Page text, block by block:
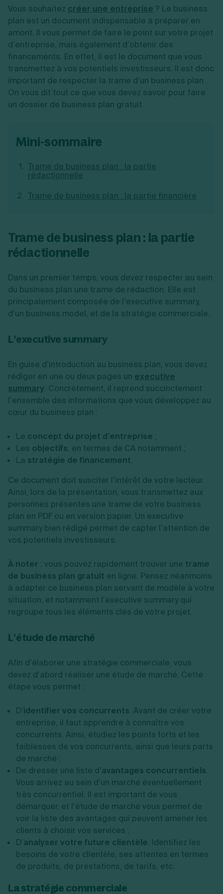
Services aux entreprises
Construction/travaux
Restauration
Commerce
Transport
Autres
Ressources
Simulateur de choix de forme juridique
Calcul de charges sociales
Vérification de la disponibilité du nom d'entreprise
Création d'entreprise
Cession d'actions
Transmission universelle de patrimoine
Augmentation de capital
Réduction de capital
Gérer son entreprise
Gestion comptable
Approbation des comptes
Dépôt de marque
Recherche d'antériorité
Fermer son entreprise
Radiation auto entrepreneur
Mise en sommeil
Dissolution-liquidation
Dépôt de bilan
Toutes les modifications
Micro entreprise
LMNP
Par métier
Conseil/finance
Vente en ligne
Services aux entreprises
Construction/travaux
Restauration
Commerce
Par fonctionnalité
Logiciel de comptabilité
Gestion des achats
Gestion de la trésorerie
Bilans et déclarations fiscales
Je suis autonome
Je souhaite être accompagné
Découvrez notre cabinet d'expertise
comptable LS Compta
Fiches SASU
Fiches SAS
Fiches EURL
Fiches SARL
Fiches SCI
Fiches auto-entrepreneur
Fiches association
Toutes les fiches sur la création
Autres démarches
Exercice d’un métier
Recouvrement de factures
Sélection de fiches pratiques
Ouvrir sa société
Création d'entreprise
Création d'EURL
Création de SASU
Création de SARL
Création de SCI
Création d'association
Aides à la création d’entreprise
Ouverture compte pro
Fermeture d’une entreprise
Vous souhaitez créer une entreprise ? Le business
plan est un document indispensable à préparer en
amont. Il vous permet de faire le point sur votre projet
d’entreprise, mais également d’obtenir des
financements. En effet, il est le document que vous
transmettez à vos potentiels investisseurs. Il est donc
important de respecter la trame d’un business plan.
On vous dit tout ce que vous devez savoir pour faire
un dossier de business plan gratuit.
mini-sommaire
Trame de business plan : la partie
rédactionnelle
Trame de business plan : la partie financière
Trame de business plan : la partie
rédactionnelle
Dans un premier temps, vous devez respecter au sein
du business plan une trame de rédaction. Elle est
principalement composée de l’executive summary,
d’un business model, et de la stratégie commerciale.
L’executive summary
En guise d’introduction au business plan, vous devez
rédiger en une ou deux pages un executive
summary. Concrètement, il reprend succinctement
l’ensemble des informations que vous développez au
cœur du business plan :
Le concept du projet d’entreprise ;
Les objectifs, en termes de CA notamment ;
La stratégie de financement.
Ce document doit susciter l’intérêt de votre lecteur.
Ainsi, lors de la présentation, vous transmettez aux
personnes présentes une trame de votre business
plan en PDF ou en version papier. Un executive
summary bien rédigé permet de capter l’attention de
vos potentiels investisseurs.
À noter : vous pouvez rapidement trouver une trame
de business plan gratuit en ligne. Pensez néanmoins
à adapter ce business plan servant de modèle à votre
situation, et notamment l’executive summary qui
regroupe tous les éléments clés de votre projet.
L’étude de marché
Afin d’élaborer une stratégie commerciale, vous
devez d’abord réaliser une étude de marché. Cette
étape vous permet :
D’identifier vos concurrents. Avant de créer votre
entreprise, il faut apprendre à connaître vos
concurrents. Ainsi, étudiez les points forts et les
faiblesses de vos concurrents, ainsi que leurs parts
de marché ;
De dresser une liste d’avantages concurrentiels.
Vous arrivez au sein d’un marché éventuellement
très concurrentiel. Il est important de vous
démarquer, et l’étude de marché vous permet de
voir la liste des avantages qui peuvent amener les
clients à choisir vos services ;
D’analyser votre future clientèle. Identifiez les
besoins de votre clientèle, ses attentes en termes
de produits, de prestations, de tarifs, etc.
La stratégie commerciale